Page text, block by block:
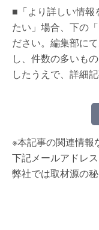
■「より詳しい情報
たい」場合、下の
ださい。編集部に
し、件数の多いも
したうえで、詳細
※本記事の関連情報
下記メールアドレ
弊社では取材源の